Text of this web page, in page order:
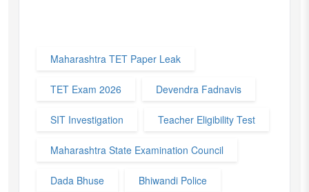
Maharashtra TET Paper Leak
TET Exam 2026 Devendra Fadnavis
SIT Investigation Teacher Eligibility Test
Maharashtra State Examination Council
Dada Bhuse Bhiwandi Police